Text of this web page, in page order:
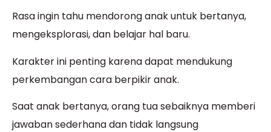
Rasa ingin tahu mendorong anak untuk bertanya,
mengeksplorasi, dan belajar hal baru.
Karakter ini penting karena dapat mendukung
perkembangan cara berpikir anak.
Saat anak bertanya, orang tua sebaiknya memberi
jawaban sederhana dan tidak langsung